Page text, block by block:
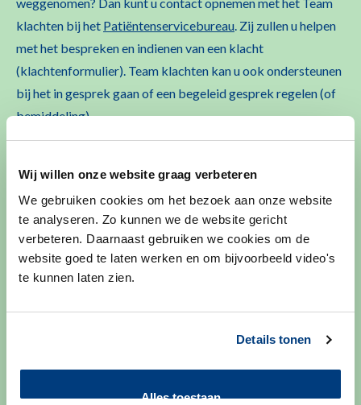
Wij willen onze website graag verbeteren
We gebruiken cookies om het bezoek aan onze website
te analyseren. Zo kunnen we de website gericht
verbeteren. Daarnaast gebruiken we cookies om de
website goed te laten werken en om bijvoorbeeld video's
te kunnen laten zien.
Details tonen
Alles toestaan
klachten bij het Patiëntenservicebureau. Zij zullen u helpen
met het bespreken en indienen van een klacht
(klachtenformulier). Team klachten kan u ook ondersteunen
bij het in gesprek gaan of een begeleid gesprek regelen (of
bemiddeling).
ontvangt zo snel mogelijk een ontvangstbevestiging van uw
klacht.